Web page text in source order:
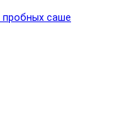
пробных саше